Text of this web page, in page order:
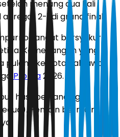
menang dua kali
2-1 di grand final.
sangat bersyukur
Kemenangan yang
ke Kota Pahlawan
Proliga2026.
hasil pertandingan
Pemain bermain